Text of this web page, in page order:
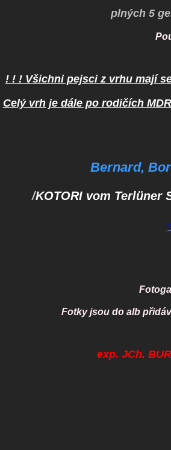
plných 5
! ! ! Všichni pejsci z vrhu mají
Celý vrh je dále po rodičích
Bernard,
/KOTORI vom Terlüner
Fotky jsou do alb
exp. JCh.